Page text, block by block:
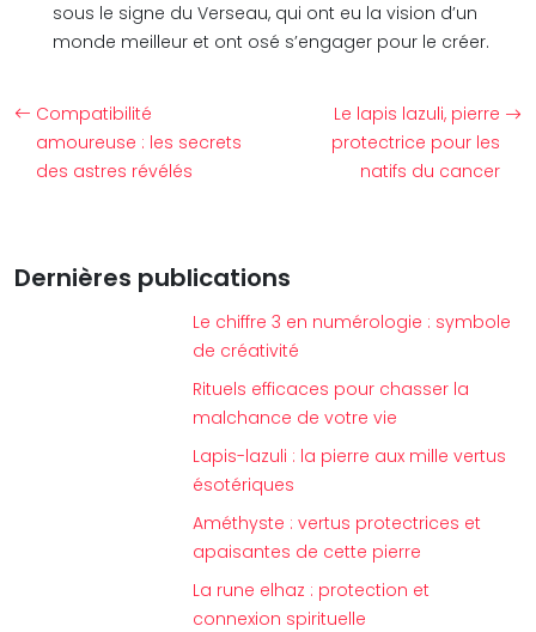
sous le signe du Verseau, qui ont eu la vision d’un
monde meilleur et ont osé s’engager pour le créer.
Compatibilité
amoureuse : les secrets
des astres révélés
Le lapis lazuli, pierre
protectrice pour les
natifs du cancer
Dernières publications
Le chiffre 3 en numérologie : symbole
de créativité
Rituels efficaces pour chasser la
malchance de votre vie
Lapis-lazuli : la pierre aux mille vertus
ésotériques
Améthyste : vertus protectrices et
apaisantes de cette pierre
La rune elhaz : protection et
connexion spirituelle